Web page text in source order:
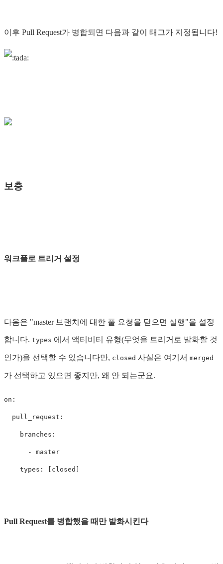
이후 Pull Request가 병합되면 다음과 같이 태그가 지정됩니다!
보충
워크플로 트리거 설정
다음은 "master 브랜치에 대한 풀 요청을 닫으면 실행"을 설정
합니다. types 에서 액티비티 유형(무엇을 트리거로 발화할 것
인가)을 선택할 수 있습니다만, closed 사실은 여기서 merged
가 선택하고 있으면 좋지만, 왜 안 되는군요.
on :
pull_request :
branches :
- master
types : [ closed ]
Pull Request를 병합했을 때만 발화시킨다